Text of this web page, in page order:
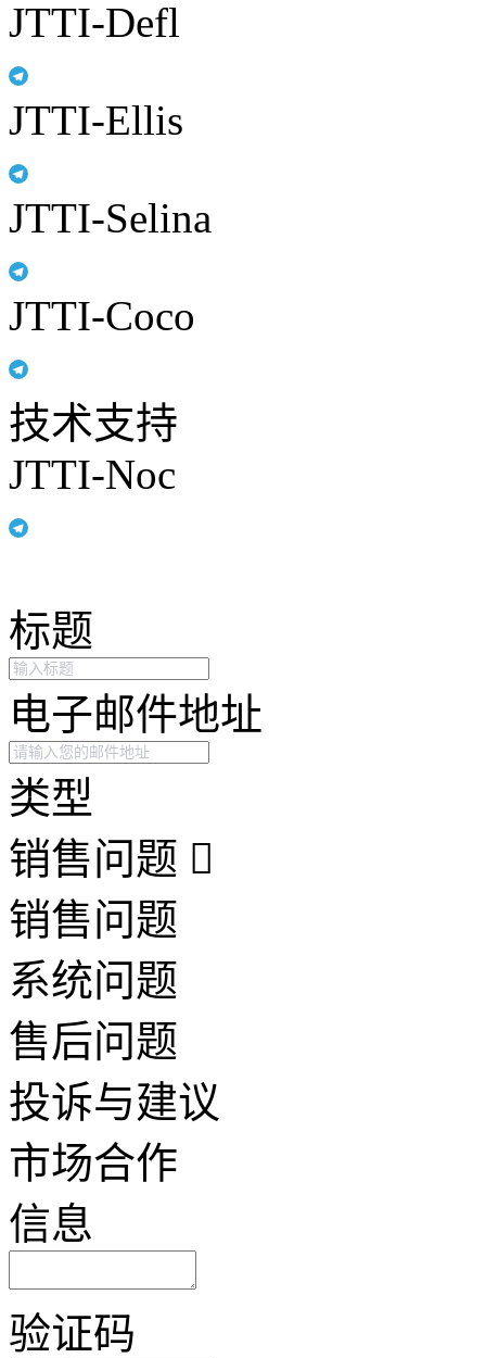
JTTI-Defl
JTTI-Ellis
JTTI-Selina
JTTI-Coco
技术支持
JTTI-Noc
标题
电子邮件地址
类型
销售问题
销售问题
系统问题
售后问题
投诉与建议
市场合作
信息
验证码